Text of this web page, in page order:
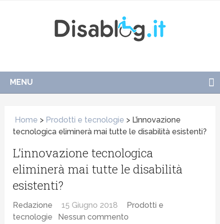
MENU
Home > Prodotti e tecnologie > L’innovazione
tecnologica eliminerà mai tutte le disabilità esistenti?
L’innovazione tecnologica
eliminerà mai tutte le disabilità
esistenti?
Redazione 15 Giugno 2018
Prodotti e
tecnologie
Nessun commento